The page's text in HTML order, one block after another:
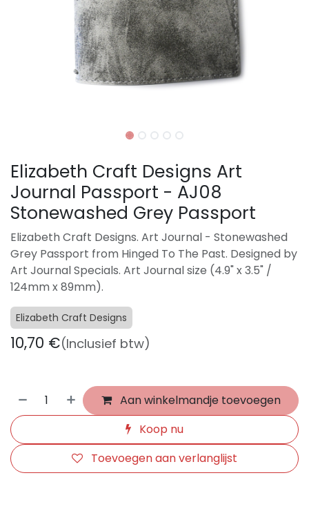
Elizabeth Craft Designs Art
Journal Passport - AJ08
Stonewashed Grey Passport
Elizabeth Craft Designs. Art Journal - Stonewashed
Grey Passport from Hinged To The Past. Designed by
Art Journal Specials. Art Journal size (4.9" x 3.5" /
124mm x 89mm).
Elizabeth Craft Designs
10,70 €(Inclusief btw)
Aan winkelmandje toevoegen
Koop nu
Toevoegen aan verlanglijst